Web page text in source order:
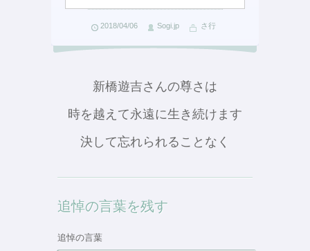
2018/04/06 Sogi.jp さ行
新橋遊吉さんの尊さは
時を越えて永遠に生き続けます
決して忘れられることなく
追悼の言葉を残す
追悼の言葉